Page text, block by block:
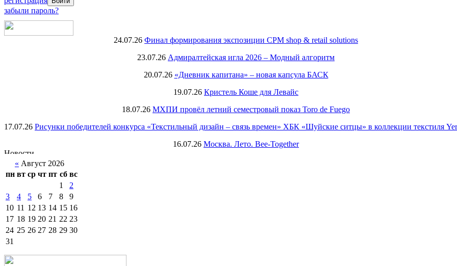
забыли пароль?
24.07.26 Финал формирования экспозиции CPM shop & retail solutions
23.07.26 Адмиралтейская игла 2026 – Модный алгоритм
20.07.26 «Дневник капитана» – новая капсула БАСК
19.07.26 Кристель Коше для Левайс
18.07.26 МХПИ провёл летний семестровый показ Toro de Fuego
17.07.26 Рисунки победителей конкурса «Текстильный дизайн – связь времен» ХБК «Шуйские ситцы» в коллекции текстиля
16.07.26 Москва. Лето. Bee-Together
« Август 2026
пн вт ср чт пт сб вс
1
2
3
4 5 6 7 8
9
10 11 12 13 14 15 16
17 18 19 20 21 22 23
24 25 26 27 28 29 30
31